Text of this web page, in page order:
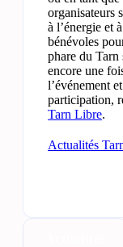
organisateurs
à l’énergie et
bénévoles
phare du Tarn
encore une
l’événement
participation,
Tarn Libre.
Actualités